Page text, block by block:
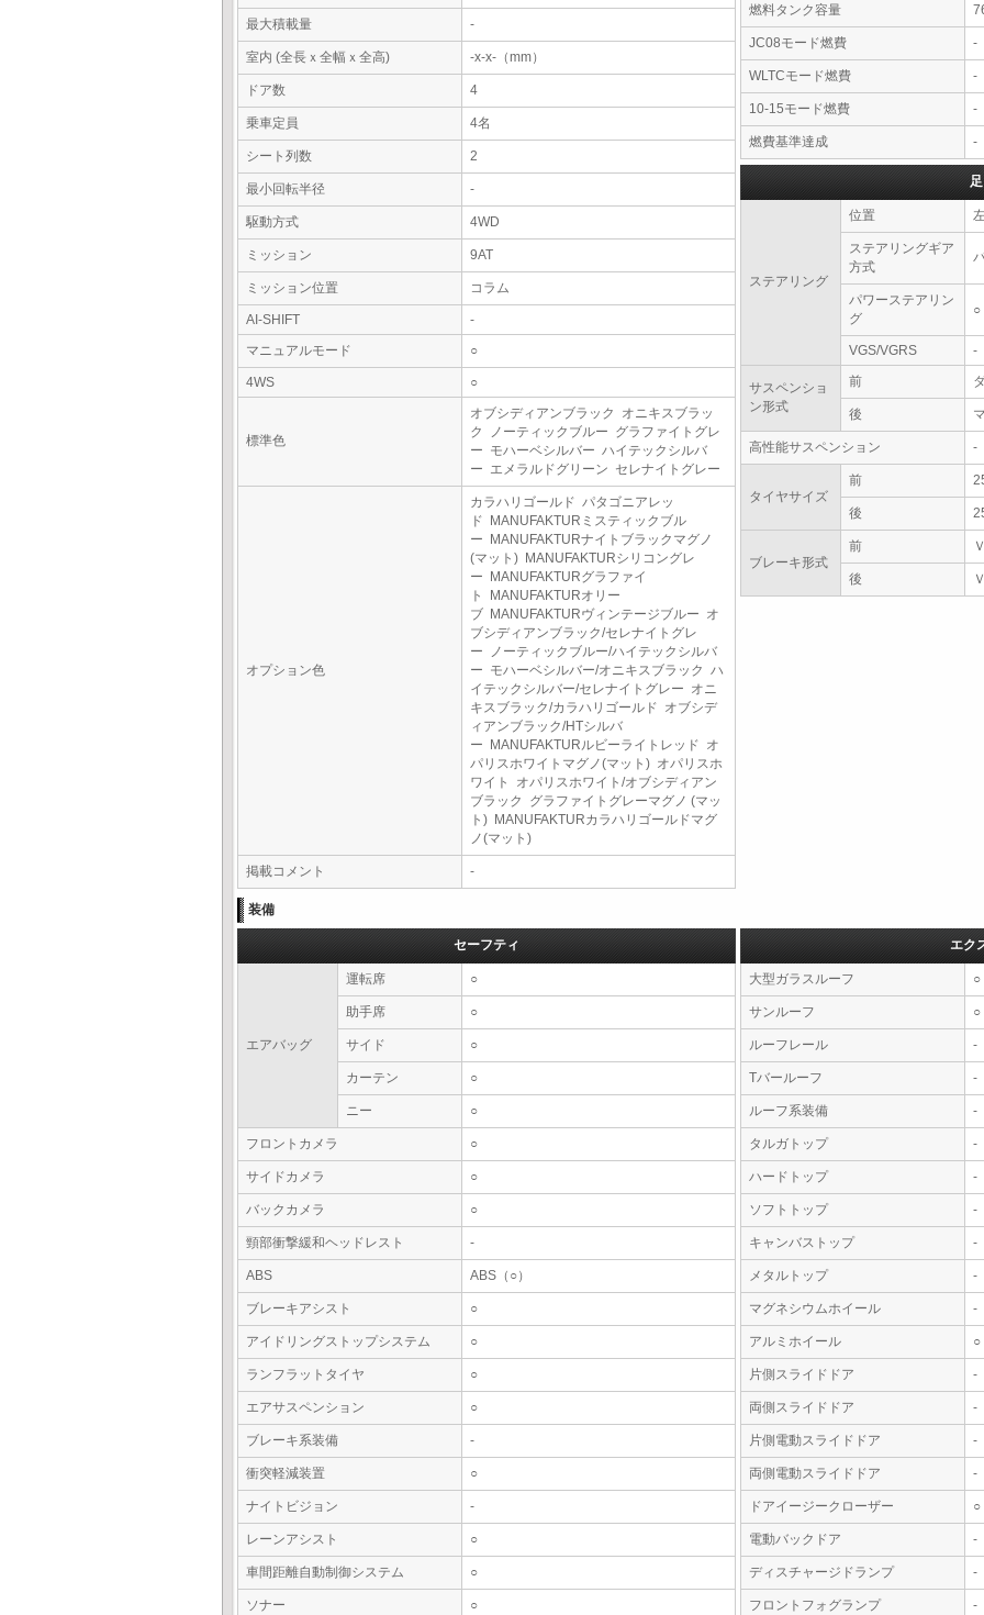
最大積載量 -
室内 (全長ｘ全幅ｘ全高) -x-x-（mm）
ドア数 4
乗車定員 4名
シート列数 2
最小回転半径 -
駆動方式 4WD
ミッション 9AT
ミッション位置 コラム
AI-SHIFT
-
マニュアルモード
○
4WS ○
標準色
オブシディアンブラック オニキスブラッ
ク ノーティックブルー グラファイトグレ
ー モハーベシルバー ハイテックシルバ
ー エメラルドグリーン セレナイトグレー
オプション色
カラハリゴールド パタゴニアレッ
ド MANUFAKTURミスティックブル
ー MANUFAKTURナイトブラックマグノ
(マット) MANUFAKTURシリコングレ
ー MANUFAKTURグラファイ
ト MANUFAKTURオリー
ブ MANUFAKTURヴィンテージブルー オ
ブシディアンブラック/セレナイトグレ
ー ノーティックブルー/ハイテックシルバ
ー モハーベシルバー/オニキスブラック ハ
イテックシルバー/セレナイトグレー オニ
キスブラック/カラハリゴールド オブシデ
ィアンブラック/HTシルバ
ー MANUFAKTURルビーライトレッド オ
パリスホワイトマグノ(マット) オパリスホ
ワイト オパリスホワイト/オブシディアン
ブラック グラファイトグレーマグノ (マッ
ト) MANUFAKTURカラハリゴールドマグ
ノ(マット)
掲載コメント -
燃料タンク容量
JC08モード燃費 -
WLTCモード燃費 -
10-15モード燃費 -
燃費基準達成 -
ステアリング
位置
ステアリングギア
方式
パワーステアリン
グ
○
VGS/VGRS -
サスペンショ
ン形式
前
後
高性能サスペンション -
タイヤサイズ
前
後
ブレーキ形式
前
後
装備
セーフティ
エアバッグ
運転席 ○
助手席 ○
サイド ○
カーテン ○
ニー ○
フロントカメラ ○
サイドカメラ ○
バックカメラ ○
頸部衝撃緩和ヘッドレスト -
ABS ABS（○）
ブレーキアシスト ○
アイドリングストップシステム ○
ランフラットタイヤ ○
エアサスペンション ○
ブレーキ系装備 -
衝突軽減装置 ○
ナイトビジョン -
レーンアシスト ○
車間距離自動制御システム ○
ソナー ○
エク
大型ガラスルーフ ○
サンルーフ ○
ルーフレール -
Tバールーフ -
ルーフ系装備 -
タルガトップ -
ハードトップ -
ソフトトップ -
キャンバストップ -
メタルトップ -
マグネシウムホイール -
アルミホイール ○
片側スライドドア -
両側スライドドア -
片側電動スライドドア -
両側電動スライドドア -
ドアイージークローザー ○
電動バックドア -
ディスチャージドランプ -
フロントフォグランプ -